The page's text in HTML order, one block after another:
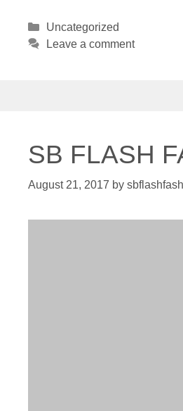
Categories
Uncategorized
Leave a comment
SB FLASH
August 21, 2017 by